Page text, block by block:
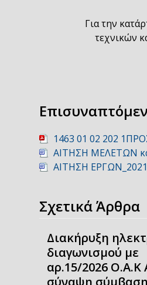
Για την
τεχνικών
1463 01 02 202
ΑΙΤΗΣΗ ΜΕΛΕΤΩΝ
ΑΙΤΗΣΗ ΕΡΓΩΝ_2021
Σχετικά Άρθρα
Διακήρυξη
διαγωνισμού με
αρ.15/2026 Ο.Α.Κ
σύναψη